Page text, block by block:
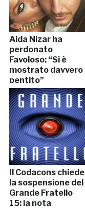
Aida Nizar ha
perdonato
Favoloso: “Si è
mostrato davvero
pentito”
Il Codacons chiede
la sospensione del
Grande Fratello
15: la nota